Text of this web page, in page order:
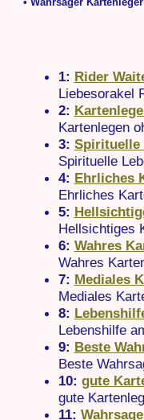
1: Rider
Liebesorakel
2:
Kartenlegen
3: Spirituelle
Spirituelle
4: Ehrliches
Ehrliches
5:
Hellsichtiges
6: Wahres
Wahres
7: Mediales
Mediales
8:
Lebenshilfe
9: Beste
Beste
10: gute
gute
11: